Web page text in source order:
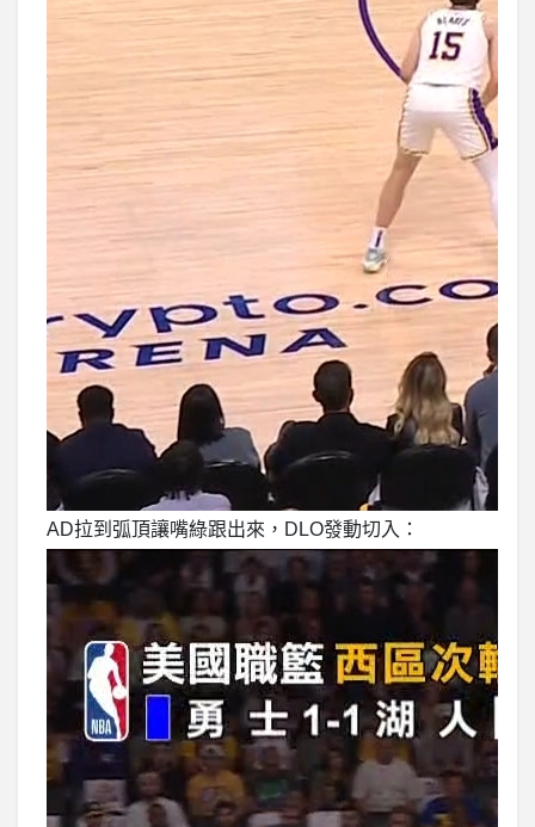
AD拉到弧頂讓嘴綠跟出來，DLO發動切入：